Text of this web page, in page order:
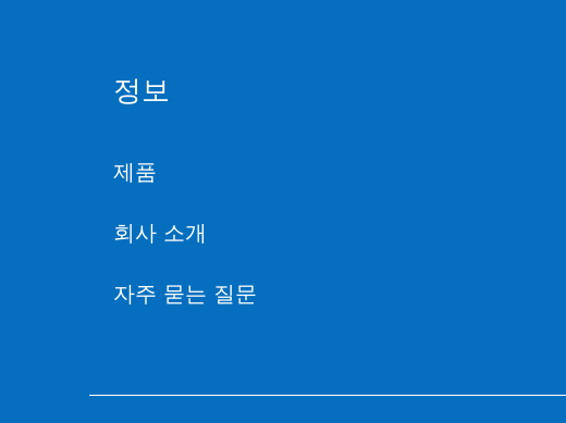
정보
제품
회사 소개
자주 묻는 질문